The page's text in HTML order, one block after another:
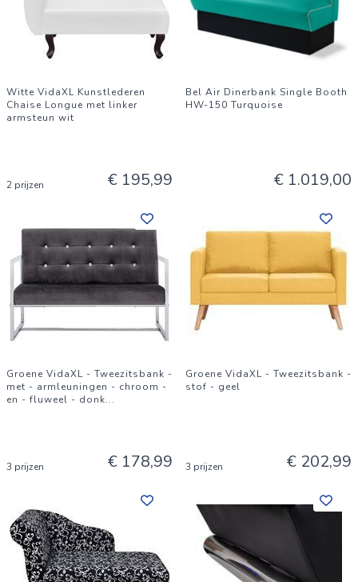
Witte VidaXL Kunstlederen
Chaise Longue met linker
armsteun wit
2 prijzen € 195,99
Bel Air Dinerbank Single Booth
HW-150 Turquoise
€ 1.019,00
Groene VidaXL - Tweezitsbank -
met - armleuningen - chroom -
en - fluweel - donk...
3 prijzen € 178,99
Groene VidaXL - Tweezitsbank -
stof - geel
3 prijzen € 202,99